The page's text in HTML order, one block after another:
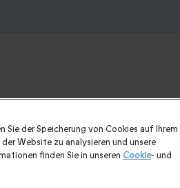
| Valentinstagsgeschenke|
der Speicherung von Cookies auf
Website zu analysieren und unsere
finden Sie in unseren Cookie- und